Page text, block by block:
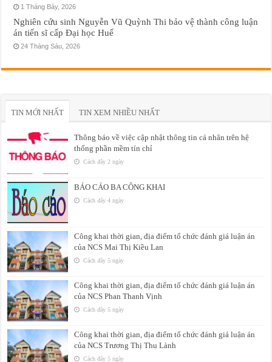
1 Tháng Bảy, 2026
Nghiên cứu sinh Nguyễn Vũ Quỳnh Thi bảo vệ thành công luận
án tiến sĩ cấp Đại học Huế
24 Tháng Sáu, 2026
TIN MỚI NHẤT TIN XEM NHIỀU NHẤT
Thông báo về việc cập nhật thông tin cá nhân trên hệ
thống phần mềm tín chỉ
Cách đây 2 ngày
BÁO CÁO BA CÔNG KHAI
Cách đây 4 ngày
Công khai thời gian, địa điểm tổ chức đánh giá luận án
của NCS Mai Thị Kiều Lan
Cách đây 5 ngày
Công khai thời gian, địa điểm tổ chức đánh giá luận án
của NCS Phan Thanh Vịnh
Cách đây 5 ngày
Công khai thời gian, địa điểm tổ chức đánh giá luận án
của NCS Trương Thị Thu Lành
Cách đây 5 ngày